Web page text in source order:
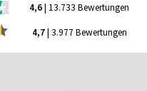
4,6| 13.733 Bewertungen
4,7| 3.977 Bewertungen